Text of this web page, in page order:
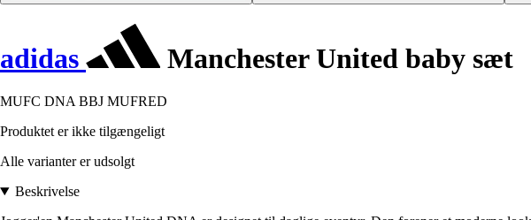
adidas Manchester United baby sæt
MUFC DNA BBJ MUFRED
Produktet er ikke tilgængeligt
Alle varianter er udsolgt
Beskrivelse